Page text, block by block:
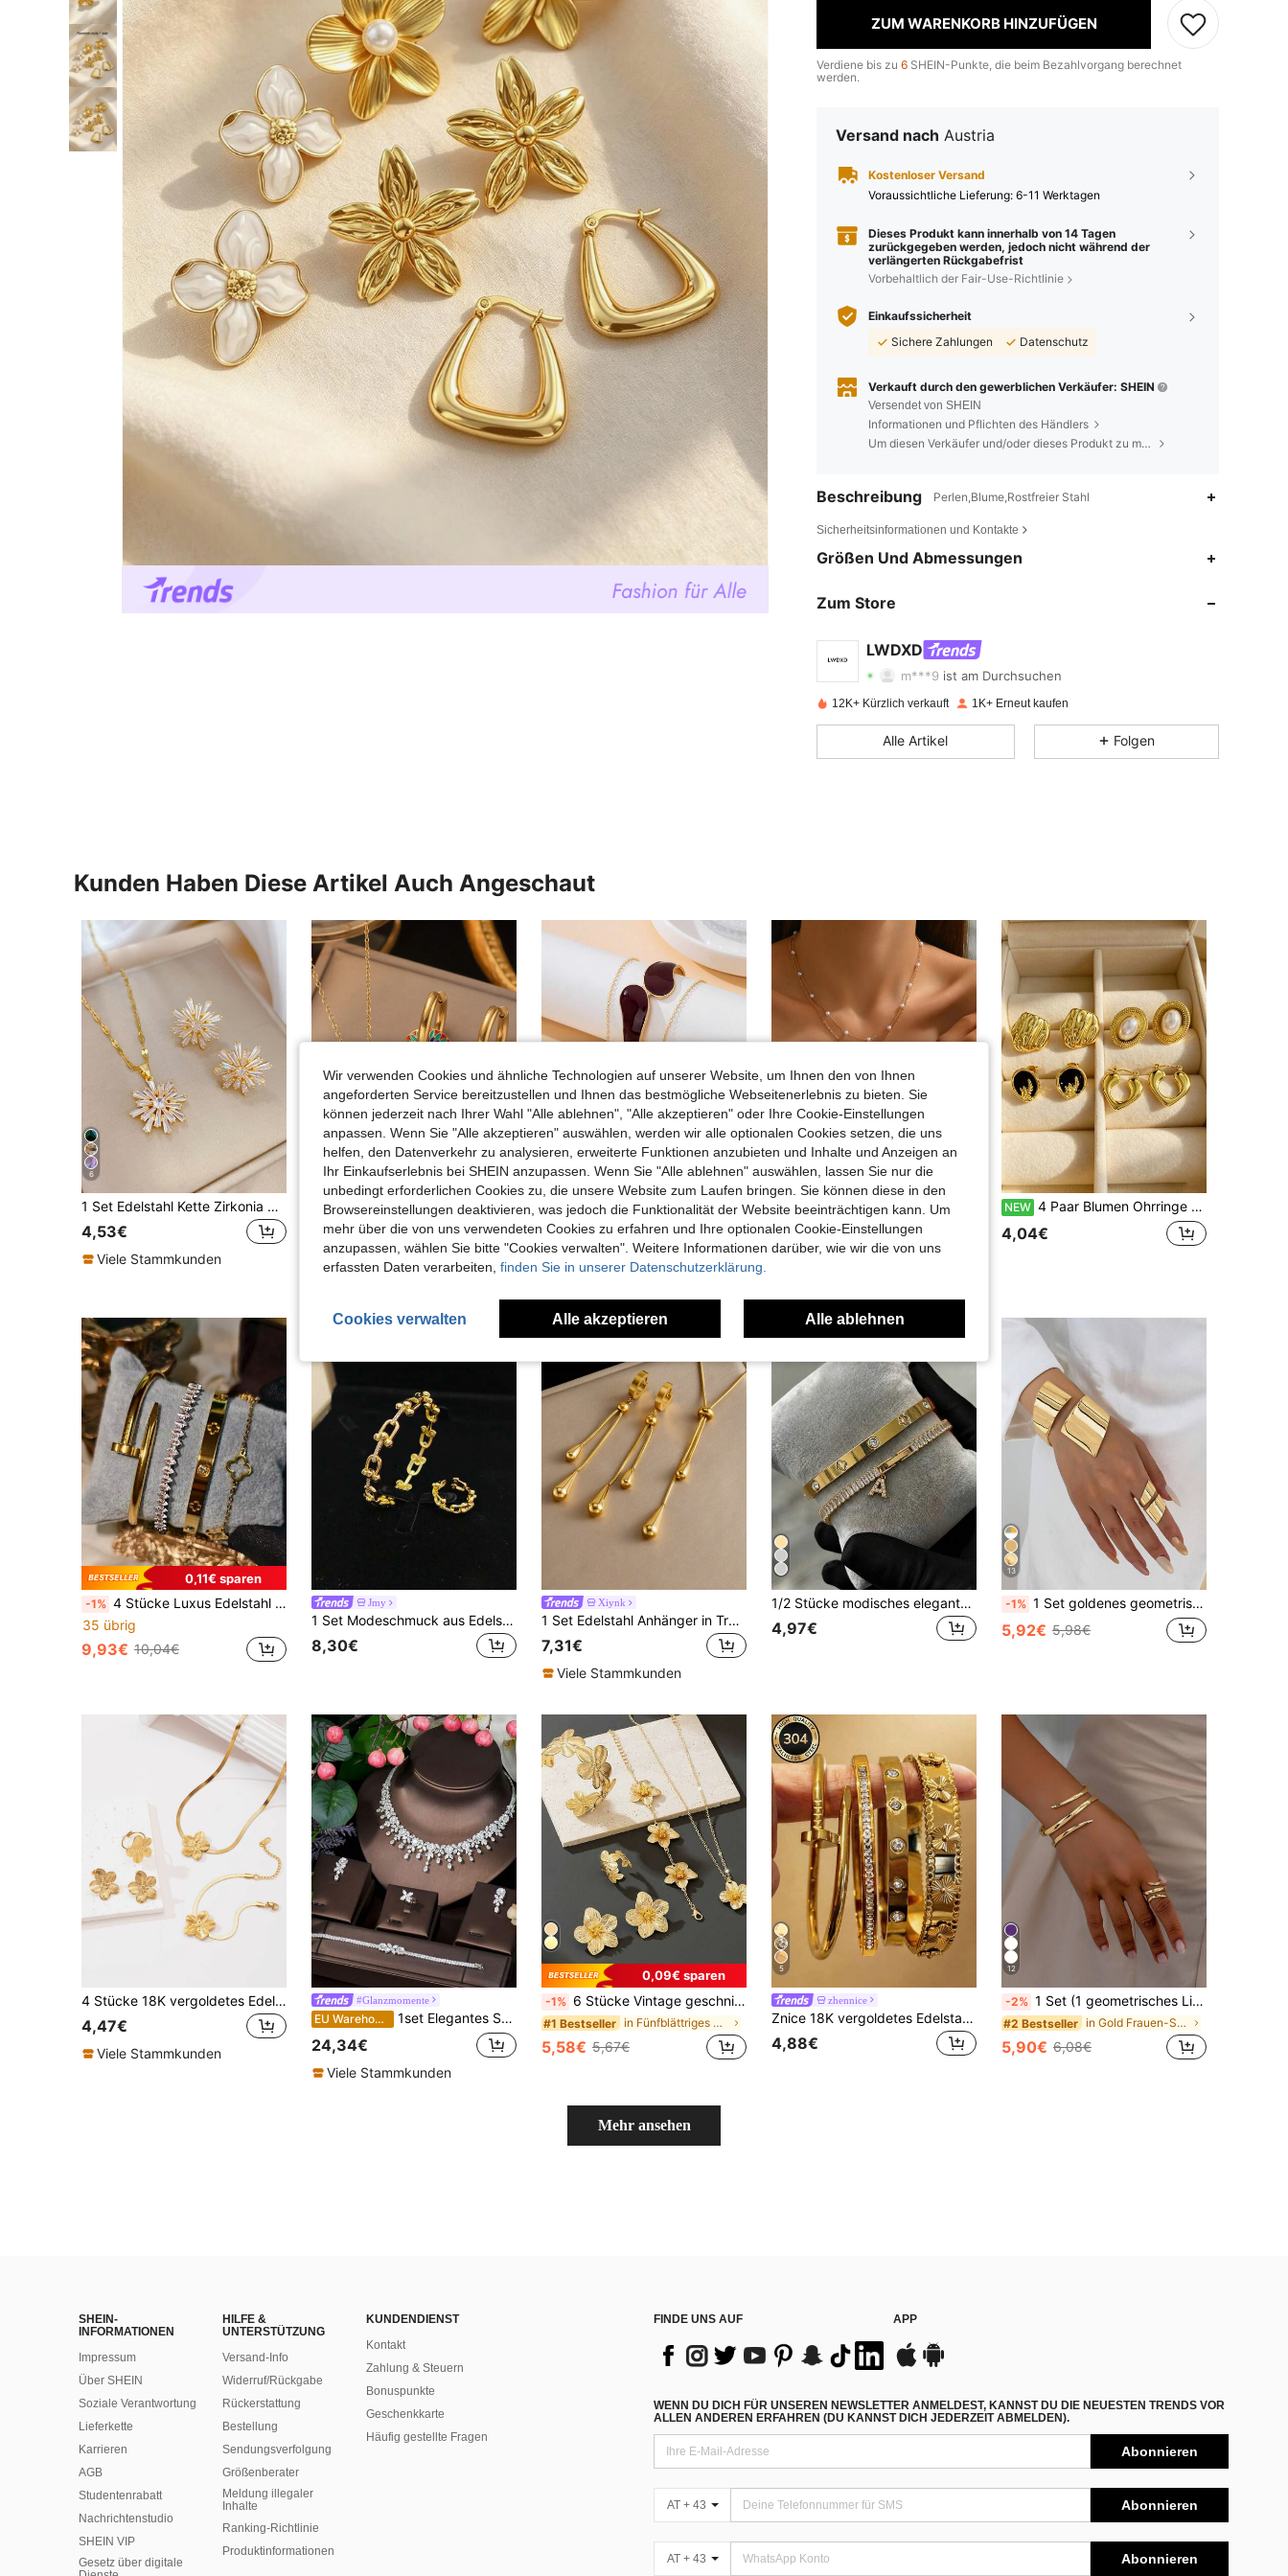
ZUM WARENKORB HINZUFÜGEN
Verdiene bis zu 6 SHEIN-Punkte, die beim Bezahlvorgang berechnet
werden.
Versand nach Austria
Kostenloser Versand
Voraussichtliche Lieferung: 6-11 Werktagen
Dieses Produkt kann innerhalb von 14 Tagen
zurückgegeben werden, jedoch nicht während der
verlängerten Rückgabefrist
Vorbehaltlich der Fair-Use-Richtlinie
Einkaufssicherheit
Sichere Zahlungen
Datenschutz
Verkauft durch den gewerblichen Verkäufer: SHEIN
Versendet von SHEIN
Informationen und Pflichten des Händlers
Um diesen Verkäufer und/oder dieses Produkt zu melden
Beschreibung Perlen,Blume,Rostfreier Stahl
Sicherheitsinformationen und Kontakte
Größen Und Abmessungen
Zum Store
LWDXD
4,84 295
4,84
4,84 295
m***9 ist am Durchsuchen
4,84
3.3K
12K+ Kürzlich verkauft 1K+ Erneut kaufen
Alle Artikel Folgen
Kunden Haben Diese Artikel Auch Angeschaut
6
1 Set Edelstahl Kette Zirkonia Sonnenblumen Anhänger Damen Mode Halskette & Ohrringe Schmuckset, Geschenk Accessoire
4,53€
Viele Stammkunden
#Antike Florals
1 Stück europäisches und amerikanisches Retro bemaltes Chrysanthemenmuster Edelstahl Retro-Schmuck-Set für Frauen, inklusive Halskette
4,73€
6
1 Set eleganter, klassisch-vintage, kreativ handgefertigter Burgunder-Wassertropfen-Halskette, 1 Paar Ohrringe, 1 Ring, 1 Armband Schmuckset für Frauen
8,38€
Viele Stammkunden
#5 Bestseller
4,03€
NEW 4 Paar Blumen Ohrringe Set, Damen Mode Schmuck, Damen Schmuck Set, Damen charmante Ohrringe, Vintage Ohrringe, geeignet für tägliche Pendelstrecken, Partys, Hochzeiten, verschiedene Anlässe Schmuck Accessoires
4,04€
0,11€ sparen
-1% 4 Stücke Luxus Edelstahl Strass Kleeblatt Armreif Set, Vintage Stil Schmuckset für Frauen, geeignet für den täglichen Gebrauch, Geschenke, Partys, modisches Weihnachtsgeschenk
35 übrig
9,93€ 10,04€
Jmy
1 Set Modeschmuck aus Edelstahl, minimalistisches Hufeisen-Design, stilvoller und schicker Look für den Alltag, Partys & Veranstaltungen
8,30€
Xiynk
1 Set Edelstahl Anhänger in Tropfenform mit Quaste und Durchziehkette, vergoldet
7,31€
Viele Stammkunden
1/2 Stücke modisches elegantes 18K vergoldetes Edelstahl Kleeblatt Strass Druckknopf Armband mit 16K vergoldetem Kupfer Tennis Buchstaben Armband, personalisiertes Damen Schmuckset Armband Kombination, geeignet für den täglichen Gebrauch von Frauen, modisches Geschenk für Mutter, Mama, Freundin
4,97€
13
-1% 1 Set goldenes geometrisches Armreif & Ring Schmuckset, passendes Armband & Ring, minimalistisches dickes Armband & Ring Set, für Frauen
5,92€ 5,98€
4 Stücke 18K vergoldetes Edelstahl 5-Blüten Design Schmuckset für Frauen, klobiger Schmuck, elegante Damen Ohrringe, Ringe, Armband, Halskette, raffiniertes Geschenk
4,47€
Viele Stammkunden
#Glanzmomente
EU Warehouse 1set Elegantes Schmuck Set Mit Diamantförmigen Zirkonia Dekor Passend Für Frauen-partys/events
24,34€
Viele Stammkunden
0,09€ sparen
-1% 6 Stücke Vintage geschnitzter 5-Blüten Blumen Anhänger Halskette, Armband, Ring, Ohrringe Schmuckset für Frauen
#1 Bestseller in Fünfblättriges Kleeblatt Frauen-Schmuck-Sets
5,58€ 5,67€
5
zhennice
Znice 18K vergoldetes Edelstahl Damen Mode Edelstahl Armband, stapelbares Einzelarmband, 3D Fünfblatt Blumen Armband, Vierblatt Blumen Nagel Armband, Vierblatt Blumen Hochwertige Kristall Armband, wasserdicht und farbbeständig, geeignet für den täglichen Gebrauch, Partys und Veranstaltungen, tolles Geschenk für Freunde und Familie, Valentinstag, Weihnachten
4,88€
12
-2% 1 Set (1 geometrisches Linien-Armband in Gold und 1 geometrischer dicker Ring), für Sie
#2 Bestseller in Gold Frauen-Schmuck-Sets
5,90€ 6,08€
Mehr ansehen
SHEIN-
INFORMATIONEN
Impressum
Über SHEIN
Soziale Verantwortung
Lieferkette
Karrieren
AGB
Studentenrabatt
Nachrichtenstudio
SHEIN VIP
Gesetz über digitale
HILFE &
UNTERSTÜTZUNG
Versand-Info
Widerruf/Rückgabe
Rückerstattung
Bestellung
Sendungsverfolgung
Größenberater
Meldung illegaler
Inhalte
Ranking-Richtlinie
​Produktinformationen
KUNDENDIENST
Kontakt
Zahlung & Steuern
Bonuspunkte
Geschenkkarte
Häufig gestellte Fragen
FINDE UNS AUF APP
WENN DU DICH FÜR UNSEREN NEWSLETTER ANMELDEST, KANNST DU DIE NEUESTEN TRENDS VOR
ALLEN ANDEREN ERFAHREN (DU KANNST DICH JEDERZEIT ABMELDEN).
Abonnieren
AT + 43 Abonnieren
AT + 43 Abonnieren
Wir verwenden Cookies und ähnliche Technologien auf unserer Website, um Ihnen den von Ihnen
angeforderten Service bereitzustellen und Ihnen das bestmögliche Webseitenerlebnis zu bieten. Sie
können jederzeit nach Ihrer Wahl "Alle ablehnen", "Alle akzeptieren" oder Ihre Cookie-Einstellungen
anpassen. Wenn Sie "Alle akzeptieren" auswählen, werden wir alle optionalen Cookies setzen, die uns
helfen, den Datenverkehr zu analysieren, erweiterte Funktionen anzubieten und Inhalte und Anzeigen an
Ihr Einkaufserlebnis bei SHEIN anzupassen. Wenn Sie "Alle ablehnen" auswählen, lassen Sie nur die
unbedingt erforderlichen Cookies zu, die unsere Website zum Laufen bringen. Sie können diese in den
Browsereinstellungen deaktivieren, was jedoch die Funktionalität der Website beeinträchtigen kann. Um
mehr über die von uns verwendeten Cookies zu erfahren und Ihre optionalen Cookie-Einstellungen
anzupassen, wählen Sie bitte "Cookies verwalten". Weitere Informationen darüber, wie wir die von uns
erfassten Daten verarbeiten, finden Sie in unserer Datenschutzerklärung.
Cookies verwalten Alle akzeptieren Alle ablehnen